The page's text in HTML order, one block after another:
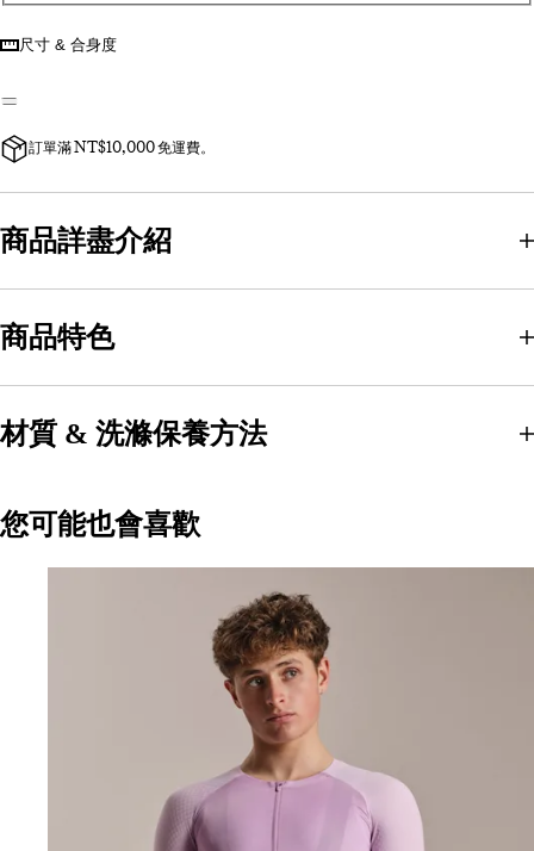
尺寸 & 合身度
訂單滿 NT$10,000 免運費。
商品詳盡介紹
商品特色
材質 & 洗滌保養方法
您可能也會喜歡